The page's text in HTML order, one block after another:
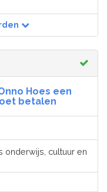
Hoes een
betalen
onderwijs, cultuur en